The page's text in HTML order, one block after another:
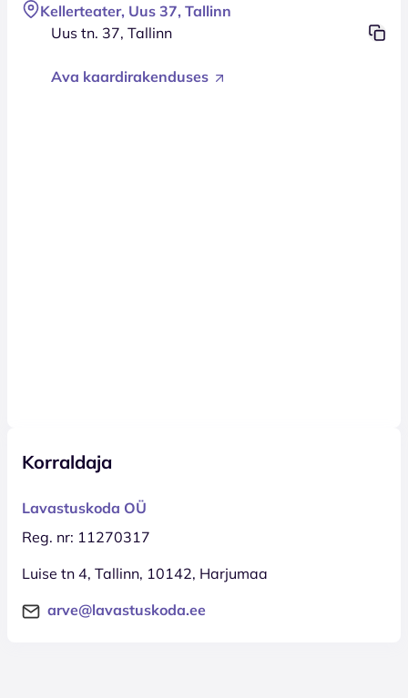
Kellerteater, Uus 37, Tallinn
Uus tn. 37, Tallinn
Ava kaardirakenduses
Korraldaja
Lavastuskoda OÜ
Reg. nr: 11270317
Luise tn 4, Tallinn, 10142, Harjumaa
arve@lavastuskoda.ee